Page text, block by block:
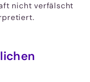
nicht verfälscht